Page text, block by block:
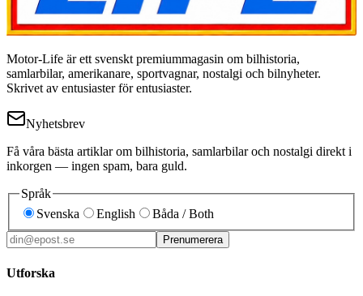
Motor-Life är ett svenskt premiummagasin om bilhistoria,
samlarbilar, amerikanare, sportvagnar, nostalgi och bilnyheter.
Skrivet av entusiaster för entusiaster.
Nyhetsbrev
Få våra bästa artiklar om bilhistoria, samlarbilar och nostalgi direkt i
inkorgen — ingen spam, bara guld.
Språk
Svenska
English Båda / Both
Prenumerera
Utforska